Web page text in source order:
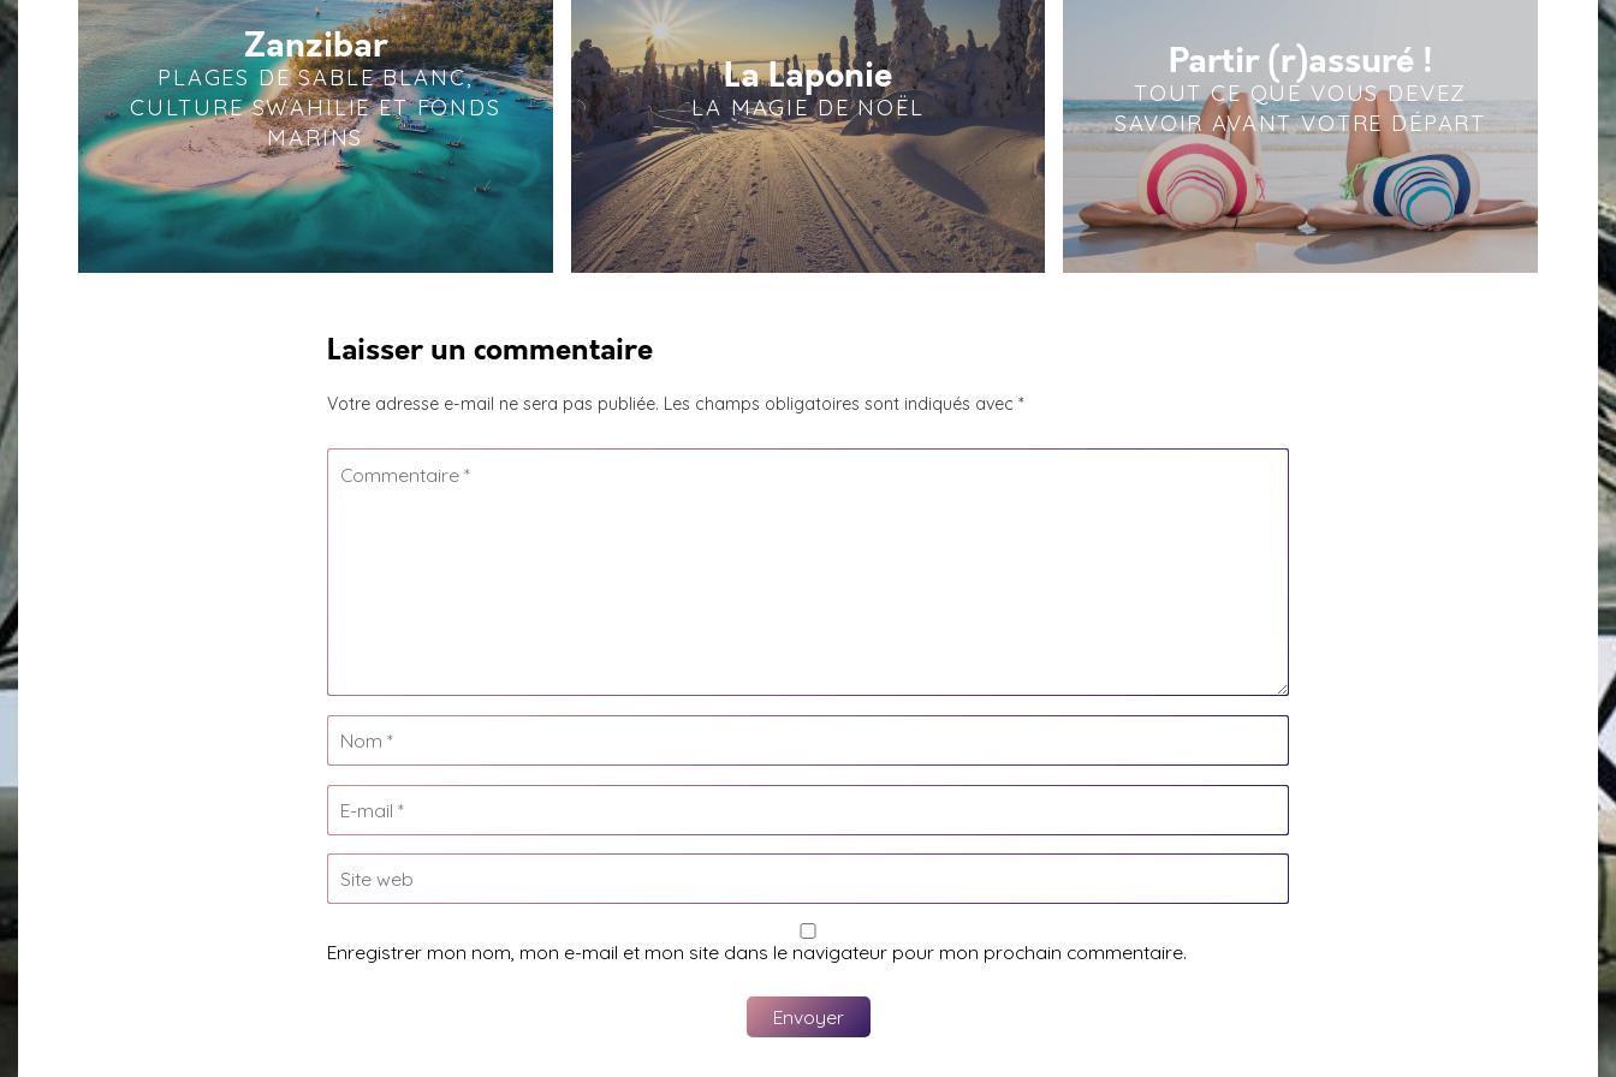
Zanzibar
PLAGES DE SABLE BLANC,
CULTURE SWAHILIE ET FONDS
MARINS
La Laponie
LA MAGIE DE NOËL
Partir (r)assuré !
TOUT CE QUE VOUS DEVEZ
SAVOIR AVANT VOTRE DÉPART
Laisser un commentaire
Votre adresse e-mail ne sera pas publiée. Les champs obligatoires sont indiqués avec *
Enregistrer mon nom, mon e-mail et mon site dans le navigateur pour mon prochain commentaire.